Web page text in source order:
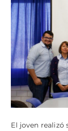
El joven realizó